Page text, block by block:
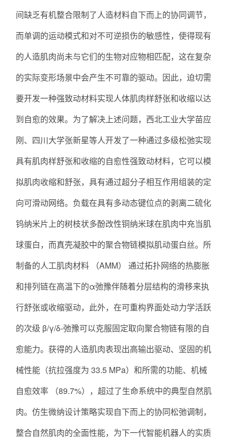
间缺乏有机整合限制了人造材料自下而上的协同调节，
而单调的运动模式和对不可逆损伤的敏感性，使得现有
的人造肌肉尚未与它们的生物对应物相匹配，这在复杂
的实际变形场景中会产生不可靠的驱动。因此，迫切需
要开发一种强致动材料实现人体肌肉样舒张和收缩以达
到自愈的效果。为了解决上述问题，西北工业大学苗应
刚、四川大学张新星等人开发了一种通过多级松弛实现
具有肌肉样舒张和收缩的自愈性强致动材料，它可以模
拟肌肉收缩和舒张，具有通过超分子相互作用组装的定
向可滑动网络。负载在具有多动态键位点的剥离二硫化
钨纳米片上的树枝状多酚改性铜纳米球在肌肉中充当肌
球蛋白，而真壳凝胶中的聚合物链模拟肌动蛋白丝。所
制备的人工肌肉材料 （AMM） 通过拓扑网络的热膨胀
和排列链在高温下的α弛豫伴随着分层结构的滑移来执
行舒张或收缩驱动，此外，在可重构界面处动力学活跃
的次级 β/γ/δ-弛豫可以克服固定取向聚合物链有限的自
愈能力。获得的人造肌肉表现出高输出驱动、坚固的机
械性能（抗拉强度为 33.5 MPa）和所需的功能、机械
自愈效率 （89.7%），超过了生命系统中的典型自然肌
肉。仿生微纳设计策略实现自下而上的协同松弛调制，
整合自然肌肉的全面性能，为下一代智能机器人的实质